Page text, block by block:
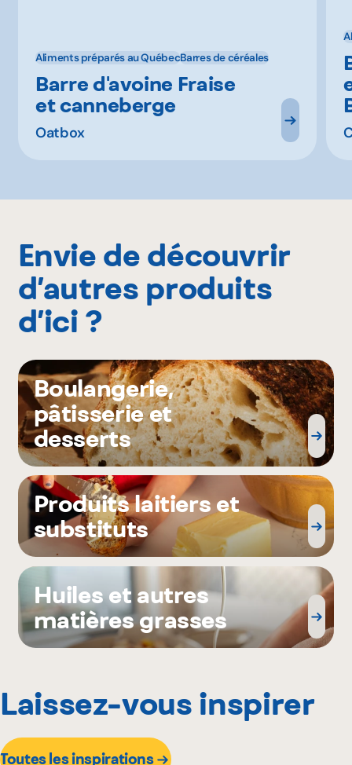
Aliments préparés au QuébecBarres de céréales
Barre d'avoine Fraise
et canneberge
Oatbox
Envie de découvrir
d’autres produits
d’ici ?
Boulangerie,
pâtisserie et
desserts
Produits laitiers et
substituts
Huiles et autres
matières grasses
Laissez-vous inspirer
Toutes les inspirations